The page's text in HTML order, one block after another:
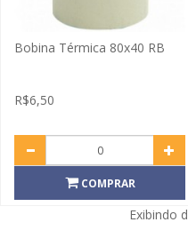
Bobina Térmica 80x40 RB
R$6,50
COMPRAR
Exibindo